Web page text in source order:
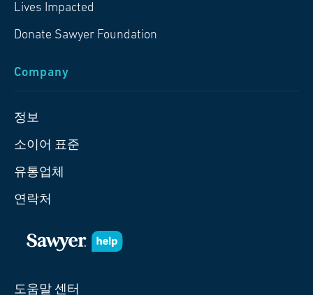
Lives Impacted
Donate Sawyer Foundation
Company
정보
소이어 표준
유통업체
연락처
도움말 센터